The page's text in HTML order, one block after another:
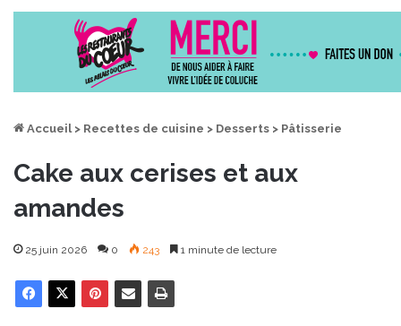
Accueil > Recettes de cuisine > Desserts > Pâtisserie
Cake aux cerises et aux
amandes
25 juin 2026 0 243 1 minute de lecture